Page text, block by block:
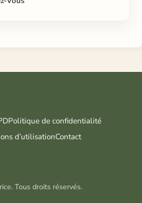
Politique de confidentialité
d’utilisationContact
Tous droits réservés.